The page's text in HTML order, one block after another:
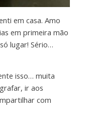
em casa. Amo
em primeira mão
lugar! Sério…
isso… muita
ir aos
com